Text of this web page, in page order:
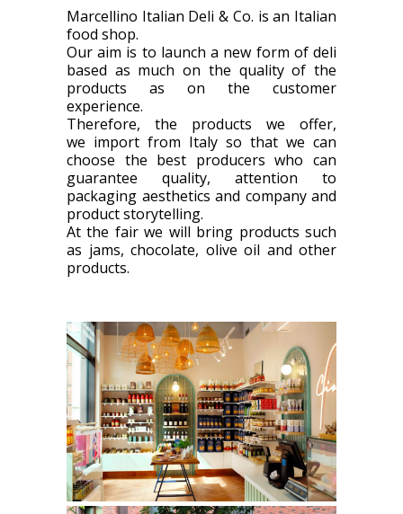
Marcellino Italian Deli & Co. is an Italian
food shop.
Our aim is to launch a new form of deli
based as much on the quality of the
products as on the customer
experience.
Therefore, the products we offer,
we import from Italy so that we can
choose the best producers who can
guarantee quality, attention to
packaging aesthetics and company and
product storytelling.
At the fair we will bring products such
as jams, chocolate, olive oil and other
products.